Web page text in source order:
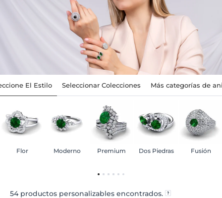
El Estilo Seleccionar Colecciones Más categorías de
Flor Moderno Premium Dos Piedras Fusión
54productos personalizables encontrados.